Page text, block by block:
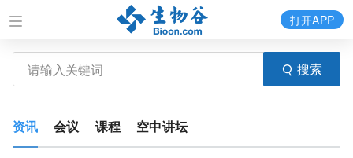
搜索
打开APP
资讯 会议 课程 空中讲坛